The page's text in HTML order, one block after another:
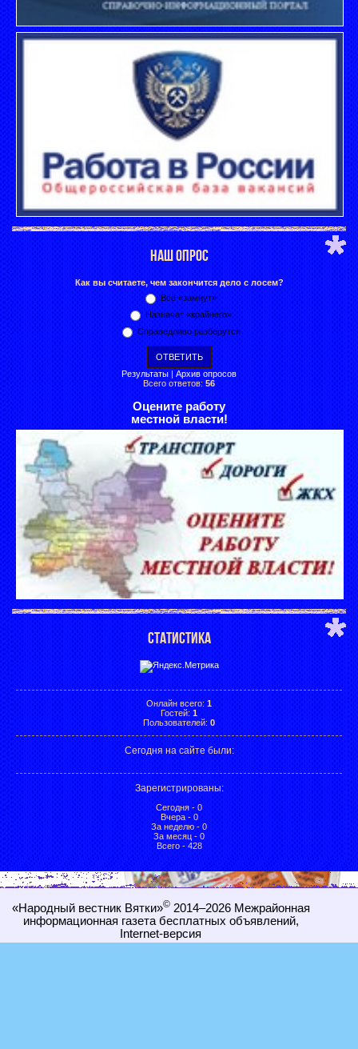
НАШ ОПРОС
Как вы считаете, чем закончится дело с лосем?
Всё «замнут»
Назначат «крайнего»
Справедливо разберутся
Результаты | Архив опросов
Всего ответов: 56
Оцените работу
местной власти!
СТАТИСТИКА
Онлайн всего: 1
Гостей: 1
Пользователей: 0
Сегодня на сайте были:
Зарегистрированы:
Сегодня - 0
Вчера - 0
За неделю - 0
За месяц - 0
Всего - 428
«Народный вестник Вятки»©2014–2026 Межрайонная
информационная газета бесплатных объявлений,
Internet-версия